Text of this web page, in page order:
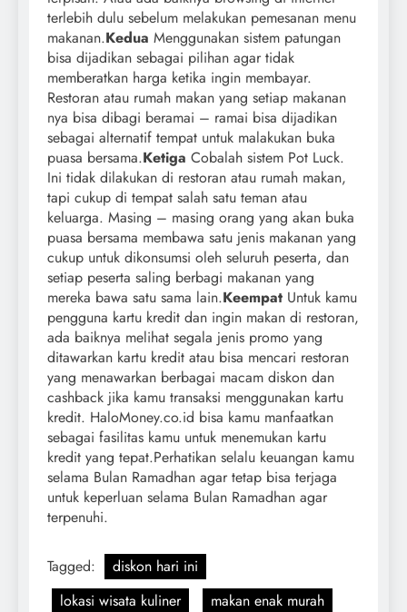
terlebih dulu sebelum melakukan pemesanan menu
makanan.Kedua Menggunakan sistem patungan
bisa dijadikan sebagai pilihan agar tidak
memberatkan harga ketika ingin membayar.
Restoran atau rumah makan yang setiap makanan
nya bisa dibagi beramai – ramai bisa dijadikan
sebagai alternatif tempat untuk malakukan buka
puasa bersama.Ketiga Cobalah sistem Pot Luck.
Ini tidak dilakukan di restoran atau rumah makan,
tapi cukup di tempat salah satu teman atau
keluarga. Masing – masing orang yang akan buka
puasa bersama membawa satu jenis makanan yang
cukup untuk dikonsumsi oleh seluruh peserta, dan
setiap peserta saling berbagi makanan yang
mereka bawa satu sama lain.Keempat Untuk kamu
pengguna kartu kredit dan ingin makan di restoran,
ada baiknya melihat segala jenis promo yang
ditawarkan kartu kredit atau bisa mencari restoran
yang menawarkan berbagai macam diskon dan
cashback jika kamu transaksi menggunakan kartu
kredit. HaloMoney.co.id bisa kamu manfaatkan
sebagai fasilitas kamu untuk menemukan kartu
kredit yang tepat.Perhatikan selalu keuangan kamu
selama Bulan Ramadhan agar tetap bisa terjaga
untuk keperluan selama Bulan Ramadhan agar
terpenuhi.
Tagged:
diskon hari ini
lokasi wisata kuliner
makan enak murah